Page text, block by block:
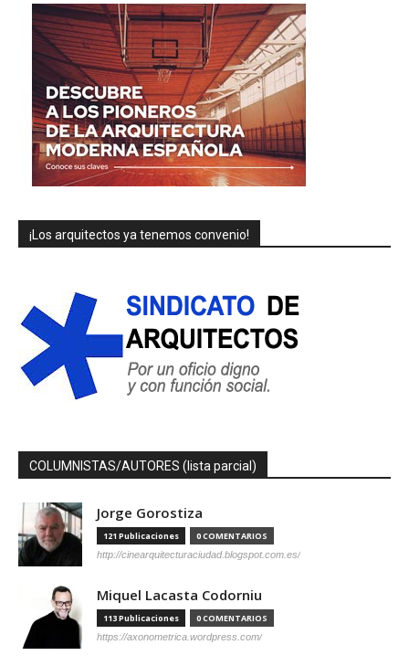
¡Los arquitectos ya tenemos convenio!
COLUMNISTAS/AUTORES (lista parcial)
Jorge Gorostiza
121 Publicaciones 0 COMENTARIOS
http://cinearquitecturaciudad.blogspot.com.es/
Miquel Lacasta Codorniu
113 Publicaciones 0 COMENTARIOS
https://axonometrica.wordpress.com/